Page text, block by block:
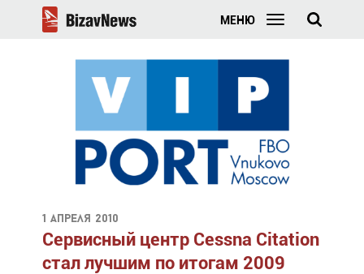
МЕНЮ
1 апреля 2010
Сервисный центр Cessna Citation
стал лучшим по итогам 2009